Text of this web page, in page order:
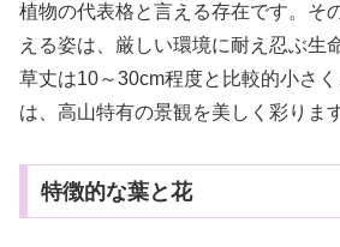
植物の代表格と言える存在です。そ
える姿は、厳しい環境に耐え忍ぶ生
草丈は10～30cm程度と比較的小さ
は、高山特有の景観を美しく彩ります
特徴的な葉と花